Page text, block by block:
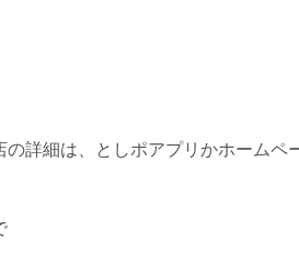
詳細は、としポアプリかホームペ